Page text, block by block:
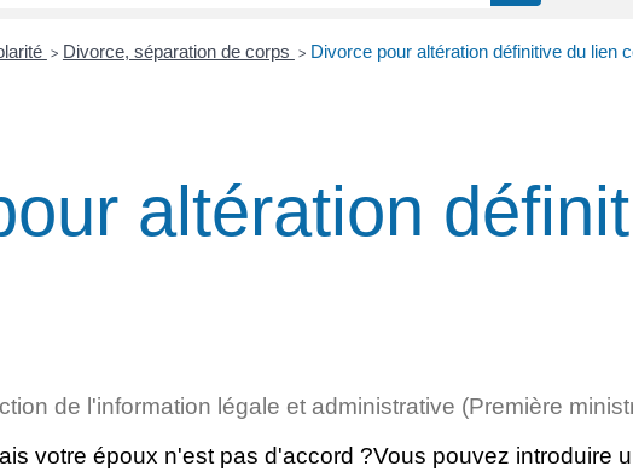
> Divorce, séparation de corps > Divorce pour altération définitive du lien
altération
de l'information légale et administrative (Première
votre époux n'est pas d'accord ?Vous pouvez introduire